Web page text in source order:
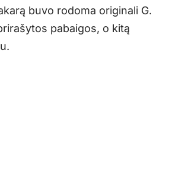
buvo rodoma originali G.
pabaigos, o kitą